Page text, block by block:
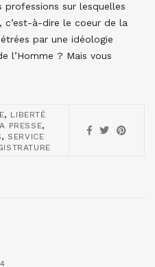
sur lesquelles
c’est-à-dire le coeur de la
par une idéologie
l’Homme ? Mais vous
, LIBERTÉ
PRESSE,
, SERVICE